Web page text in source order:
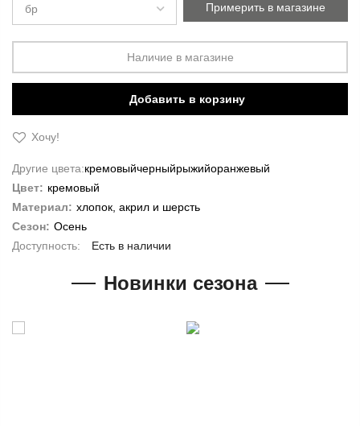
Примерить в магазине
Наличие в магазине
Добавить в корзину
Хочу!
Другие цвета:кремовыйчерныйрыжийоранжевый
Цвет: кремовый
Материал: хлопок, акрил и шерсть
Сезон: Осень
Есть в наличии
Новинки сезона